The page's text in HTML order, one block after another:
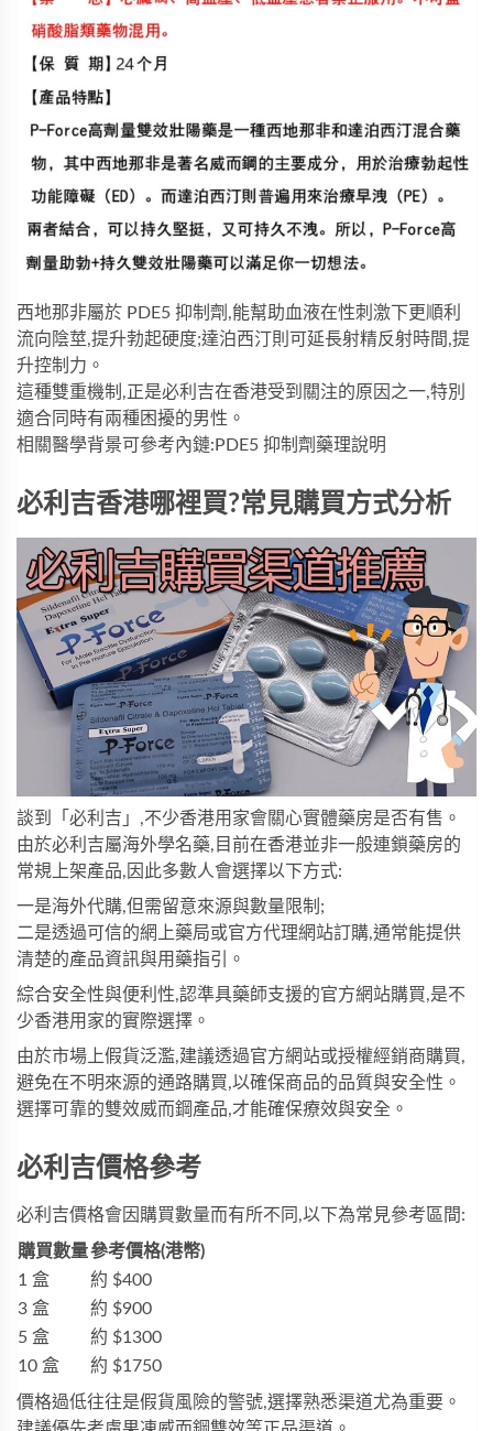
西地那非屬於 PDE5 抑制劑,能幫助血液在性刺激下更順利
流向陰莖,提升勃起硬度;達泊西汀則可延長射精反射時間,提
升控制力。
這種雙重機制,正是必利吉在香港受到關注的原因之一,特別
適合同時有兩種困擾的男性。
相關醫學背景可參考內鏈:PDE5 抑制劑藥理說明
必利吉香港哪裡買?常見購買方式分析
談到「必利吉」,不少香港用家會關心實體藥房是否有售。
由於必利吉屬海外學名藥,目前在香港並非一般連鎖藥房的
常規上架產品,因此多數人會選擇以下方式:
一是海外代購,但需留意來源與數量限制;
二是透過可信的網上藥局或官方代理網站訂購,通常能提供
清楚的產品資訊與用藥指引。
綜合安全性與便利性,認準具藥師支援的官方網站購買,是不
少香港用家的實際選擇。
由於市場上假貨泛濫,建議透過官方網站或授權經銷商購買,
避免在不明來源的通路購買,以確保商品的品質與安全性。
選擇可靠的雙效威而鋼產品,才能確保療效與安全。
必利吉價格參考
必利吉價格會因購買數量而有所不同,以下為常見參考區間:
購買數量參考價格(港幣)
1 盒
約 $400
3 盒
約 $900
5 盒
約 $1300
10 盒
約 $1750
價格過低往往是假貨風險的警號,選擇熟悉渠道尤為重要。